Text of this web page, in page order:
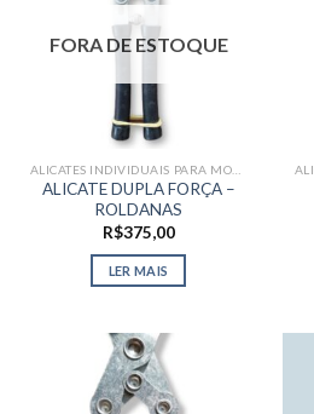
FORA DE ESTOQUE
ALICATE DUPLA FORÇA –
ROLDANAS
R$375,00
LER MAIS